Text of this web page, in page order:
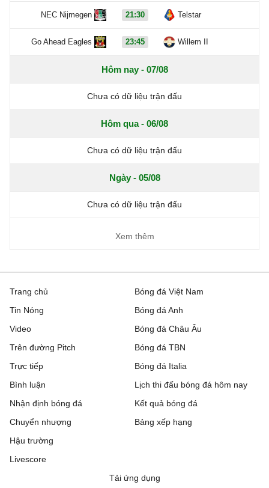
NEC Nijmegen 21:30 Telstar
Go Ahead Eagles 23:45 Willem II
Hôm nay - 07/08
Chưa có dữ liệu trận đấu
Hôm qua - 06/08
Chưa có dữ liệu trận đấu
Ngày - 05/08
Chưa có dữ liệu trận đấu
Xem thêm
Trang chủ
Tin Nóng
Video
Trên đường Pitch
Trực tiếp
Bóng đá Việt Nam
Bóng đá Anh
Bóng đá Châu Âu
Bóng đá TBN
Bóng đá Italia
Bình luận
Nhận định bóng đá
Chuyển nhượng
Hậu trường
Livescore
Lịch thi đấu bóng đá hôm nay
Kết quả bóng đá
Bảng xếp hạng
Tải ứng dụng